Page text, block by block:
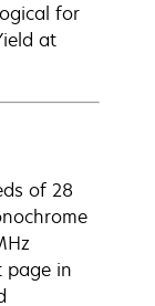
for
at
of 28
page in